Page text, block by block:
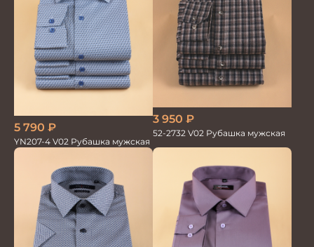
5 790 ₽
YN207-4 V02 Рубашка мужская
3 950 ₽
52-2732 V02 Рубашка мужская